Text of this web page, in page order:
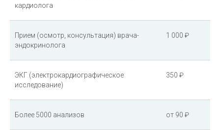
кардиолога
Прием (осмотр, консультация) врача-
эндокринолога
1 000 ₽
ЭКГ (электрокардиографическое
исследование)
350 ₽
Более 5000 анализов от 90 ₽